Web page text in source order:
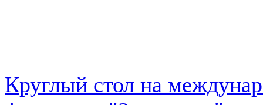
Круглый стол на